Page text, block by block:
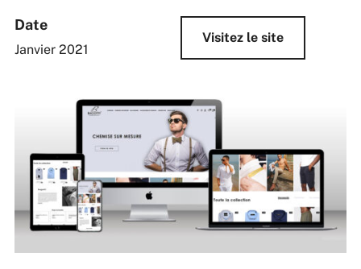
Date
Janvier 2021
Visitez le site